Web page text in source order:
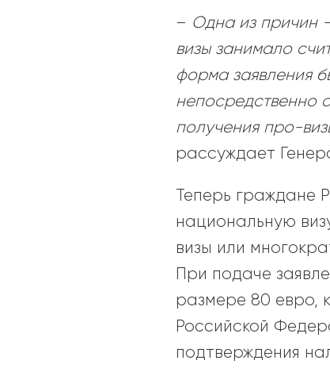
– Одна из причин
визы занимало
форма заявления
непосредственно
получения про-
рассуждает
Теперь граждане
национальную
визы или
При подаче
размере 80 евро,
Российской
подтверждения